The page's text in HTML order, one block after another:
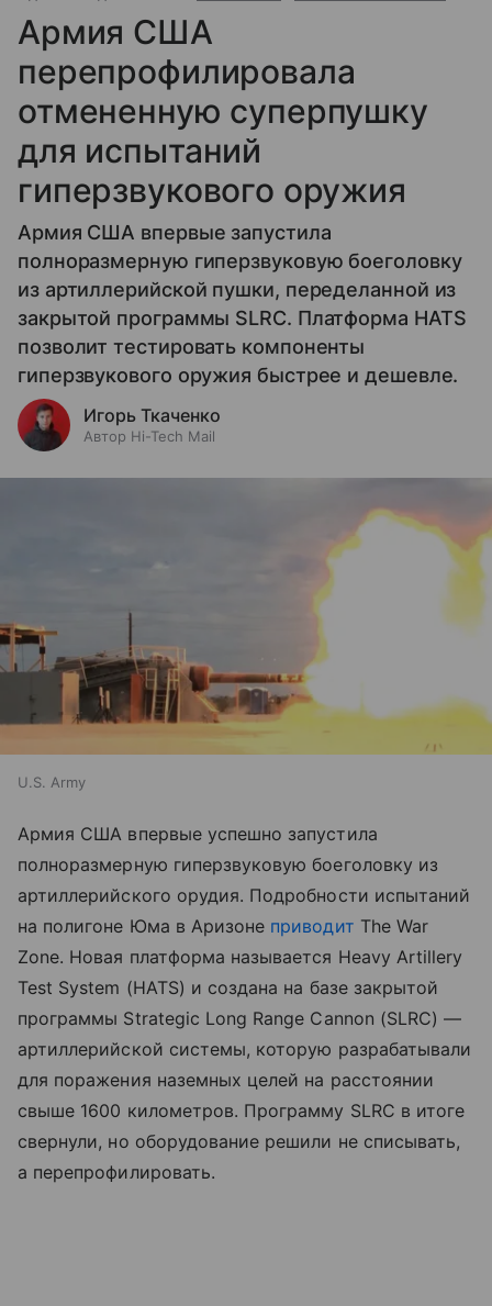
Армия США
перепрофилировала
отмененную суперпушку
для испытаний
гиперзвукового оружия
Армия США впервые запустила
полноразмерную гиперзвуковую боеголовку
из артиллерийской пушки, переделанной из
закрытой программы SLRC. Платформа HATS
позволит тестировать компоненты
гиперзвукового оружия быстрее и дешевле.
Игорь Ткаченко
Автор Hi-Tech Mail
U.S. Army
Армия США впервые успешно запустила
полноразмерную гиперзвуковую боеголовку из
артиллерийского орудия. Подробности испытаний
на полигоне Юма в Аризоне приводит The War
Zone. Новая платформа называется Heavy Artillery
Test System (HATS) и создана на базе закрытой
программы Strategic Long Range Cannon (SLRC) —
артиллерийской системы, которую разрабатывали
для поражения наземных целей на расстоянии
свыше 1600 километров. Программу SLRC в итоге
свернули, но оборудование решили не списывать,
а перепрофилировать.